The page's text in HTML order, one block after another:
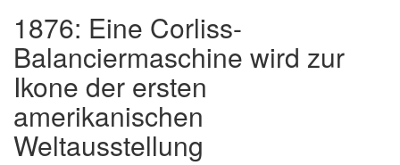
1876: Eine Corliss-
Balanciermaschine wird zur
Ikone der ersten
amerikanischen
Weltausstellung